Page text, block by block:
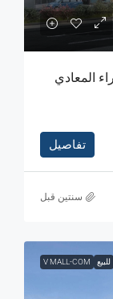
تفاصيل
‏سنتين قبل
للبيع V MALL-COM